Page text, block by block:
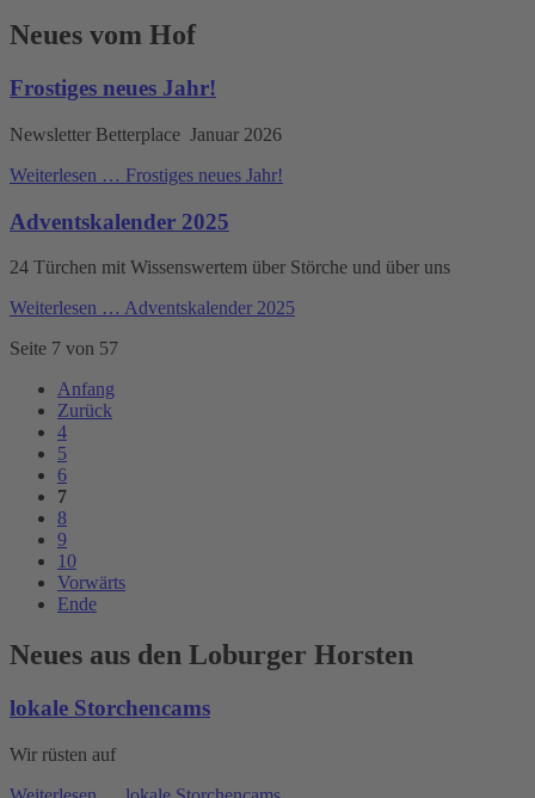
Neues vom Hof
Frostiges neues Jahr!
Newsletter Betterplace Januar 2026
Weiterlesen … Frostiges neues Jahr!
Adventskalender 2025
24 Türchen mit Wissenswertem über Störche und über uns
Weiterlesen … Adventskalender 2025
Seite 7 von 57
Anfang
Zurück
4
5
6
7
8
9
10
Vorwärts
Ende
Neues aus den Loburger Horsten
lokale Storchencams
Wir rüsten auf